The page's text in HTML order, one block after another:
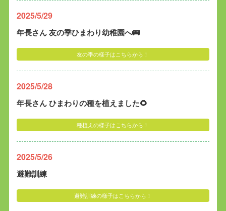
2025/5/29
年長さん 友の季ひまわり幼稚園へ🚌
友の季の様子はこちらから！
2025/5/28
年長さん ひまわりの種を植えました🌻
種植えの様子はこちらから！
2025/5/26
避難訓練
避難訓練の様子はこちらから！